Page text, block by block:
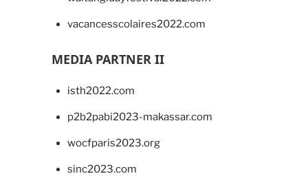
vacancesscolaires2022.com
MEDIA PARTNER II
isth2022.com
p2b2pabi2023-makassar.com
wocfparis2023.org
sinc2023.com